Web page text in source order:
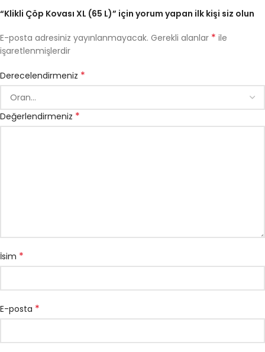
“Klikli Çöp Kovası XL (65 L)” için yorum yapan ilk kişi siz olun
E-posta adresiniz yayınlanmayacak. Gerekli alanlar * ile
işaretlenmişlerdir
Derecelendirmeniz *
Değerlendirmeniz *
İsim *
E-posta *